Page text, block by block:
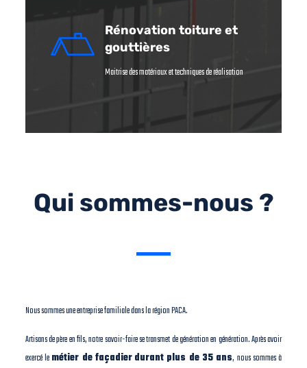
Rénovation toiture et
gouttières
Maitrise des matériaux et techniques de réalisation
Qui sommes-nous ?
Nous sommes une entreprise familiale dans la région PACA.
Artisans de père en fils, notre savoir-faire se transmet de génération en génération. Après avoir
exercé lemétier de façadierdurant plus de 35 ans, nous sommes à